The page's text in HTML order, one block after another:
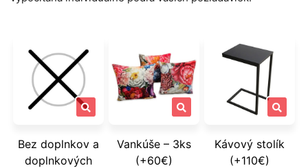
Bez doplnkov a
doplnkových
Vankúše – 3ks
(+60€)
Kávový stolík
(+110€)